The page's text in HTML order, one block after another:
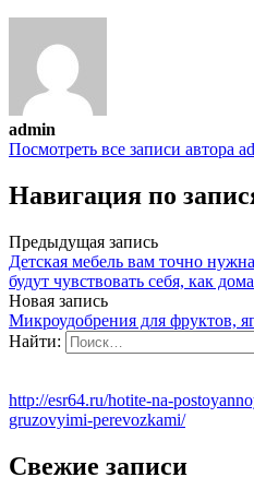
admin
Посмотреть все записи автора
Навигация по
Предыдущая запись
Детская мебель вам точно
будут чувствовать себя, как
Новая запись
Микроудобрения для фруктов,
Найти:
http://esr64.ru/hotite-na-
gruzovyimi-perevozkami/
Свежие записи